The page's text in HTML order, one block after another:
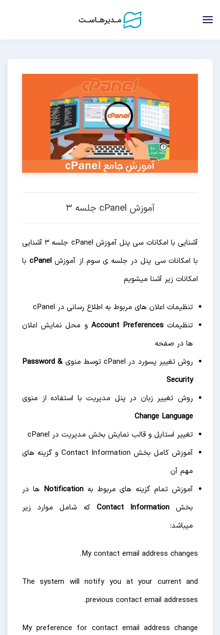
آموزش cPanel جلسه 3
آشنایی با امکانات سی پنل آموزش cPanel جلسه 3 آشنایی
با امکانات سی پنل در جلسه ی سوم از آموزش cPanelبا
امکانات زیر آشنا میشویم
تنظیمات اعلان های مربوط به اطلاع رسانی در cPanel
تنظیماتAccount Preferences و محل نمایش اعلان
ها در صفحه
روش تغییر پسورد در cPanel توسط منوی
Password &
Security
روش تغییر زبان در پنل مدیریت با استفاده از منوی
Change Language
تغییر استایل و قالب نمایش بخش مدیریت در cPanel
آموزش کامل بخش Contact Information و گزینه های
مهم آن
آموزش تمام گزینه های مربوط بهNotification ها در
بخشContact Information که شامل موارد زیر
میباشد:
My contact email address changes.
The system will notify you at your current and
previous contact email addresses.
My preference for contact email address change